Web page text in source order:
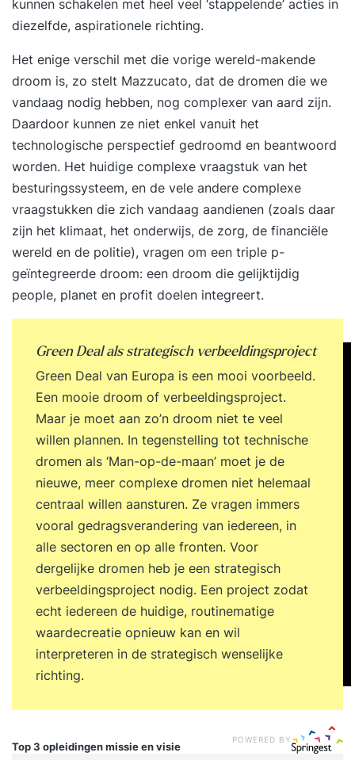
kunnen schakelen met heel veel ‘stappelende’ acties in
diezelfde, aspirationele richting.
Het enige verschil met die vorige wereld-makende
droom is, zo stelt Mazzucato, dat de dromen die we
vandaag nodig hebben, nog complexer van aard zijn.
Daardoor kunnen ze niet enkel vanuit het
technologische perspectief gedroomd en beantwoord
worden. Het huidige complexe vraagstuk van het
besturingssysteem, en de vele andere complexe
vraagstukken die zich vandaag aandienen (zoals daar
zijn het klimaat, het onderwijs, de zorg, de financiële
wereld en de politie), vragen om een triple p-
geïntegreerde droom: een droom die gelijktijdig
people, planet en profit doelen integreert.
Green Deal als strategisch verbeeldingsproject
Green Deal van Europa is een mooi voorbeeld.
Een mooie droom of verbeeldingsproject.
Maar je moet aan zo’n droom niet te veel
willen plannen. In tegenstelling tot technische
dromen als ‘Man-op-de-maan’ moet je de
nieuwe, meer complexe dromen niet helemaal
centraal willen aansturen. Ze vragen immers
vooral gedragsverandering van iedereen, in
alle sectoren en op alle fronten. Voor
dergelijke dromen heb je een strategisch
verbeeldingsproject nodig. Een project zodat
echt iedereen de huidige, routinematige
waardecreatie opnieuw kan en wil
interpreteren in de strategisch wenselijke
richting.
Top 3 opleidingenmissie en visie
POWERED BY